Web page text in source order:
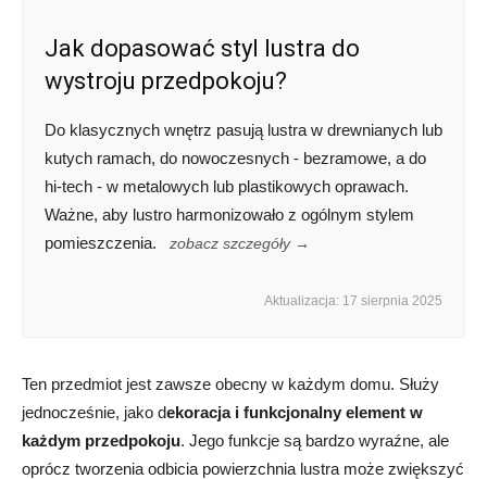
Jak dopasować styl lustra do
wystroju przedpokoju?
Do klasycznych wnętrz pasują lustra w drewnianych lub
kutych ramach, do nowoczesnych - bezramowe, a do
hi-tech - w metalowych lub plastikowych oprawach.
Ważne, aby lustro harmonizowało z ogólnym stylem
pomieszczenia.
zobacz szczegóły →
Aktualizacja: 17 sierpnia 2025
Ten przedmiot jest zawsze obecny w każdym domu. Służy
jednocześnie, jako dekoracja i funkcjonalny element w
każdym przedpokoju. Jego funkcje są bardzo wyraźne, ale
oprócz tworzenia odbicia powierzchnia lustra może zwiększyć